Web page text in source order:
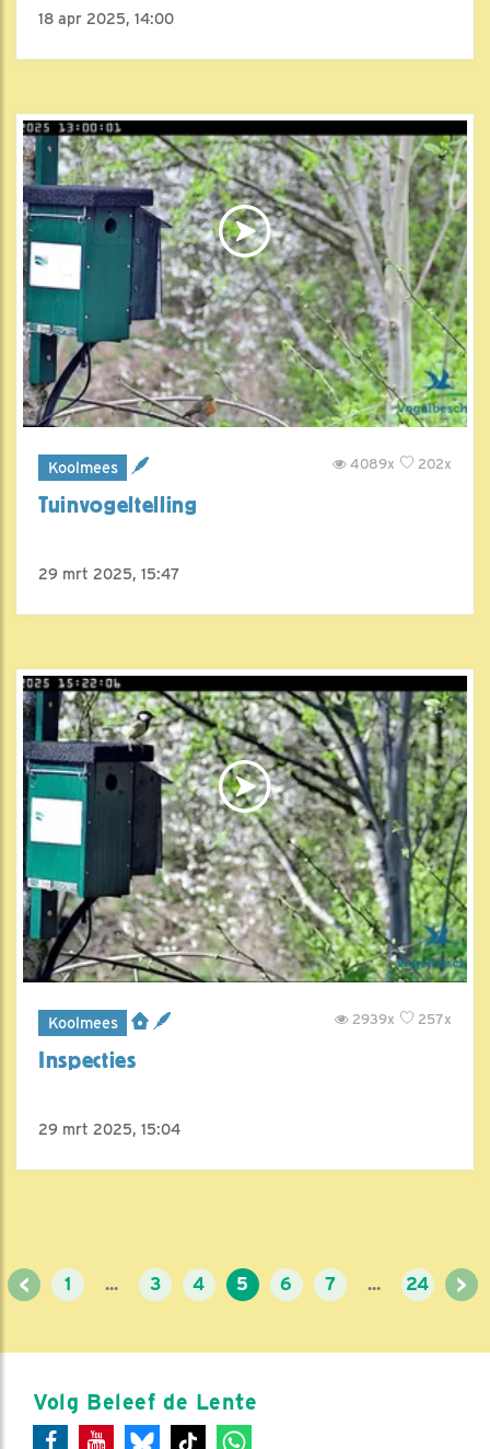
18 apr 2025, 14:00
Koolmees 202x
4089x
Tuinvogeltelling
29 mrt 2025, 15:47
Koolmees 257x
2939x
Inspecties
29 mrt 2025, 15:04
< 1 ... 3 4 5 6 7 ... 24 >
Volg Beleef de Lente